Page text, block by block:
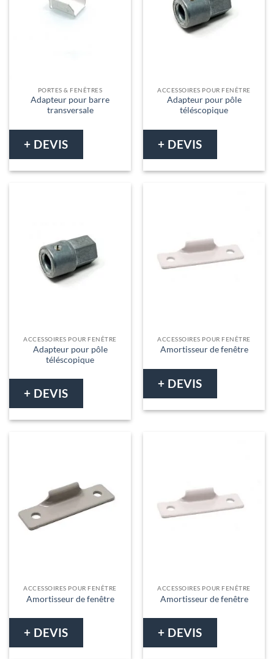
PORTES & FENÊTRES
Adapteur pour barre
transversale
+ DEVIS
ACCESSOIRES POUR FENÊTRE
Adapteur pour pôle
téléscopique
+ DEVIS
ACCESSOIRES POUR FENÊTRE
Adapteur pour pôle
téléscopique
+ DEVIS
ACCESSOIRES POUR FENÊTRE
Amortisseur de fenêtre
+ DEVIS
ACCESSOIRES POUR FENÊTRE
Amortisseur de fenêtre
+ DEVIS
ACCESSOIRES POUR FENÊTRE
Amortisseur de fenêtre
+ DEVIS